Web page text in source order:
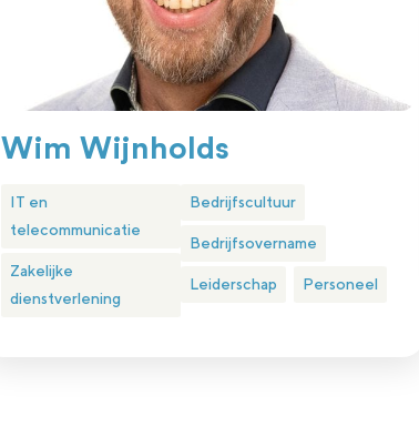
Wim Wijnholds
IT en
telecommunicatie
Zakelijke
dienstverlening
Bedrijfscultuur
Bedrijfsovername
Leiderschap Personeel